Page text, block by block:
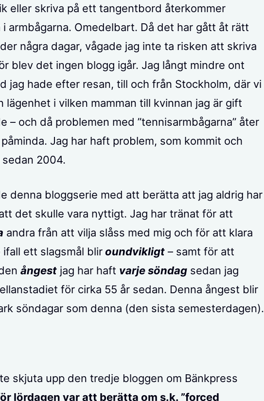
eller skriva på ett tangentbord återkommer
i armbågarna. Omedelbart. Då det har gått åt rätt
några dagar, vågade jag inte ta risken att skriva
blev det ingen blogg igår. Jag långt mindre ont
jag hade efter resan, till och från Stockholm, där vi
lägenhet i vilken mamman till kvinnan jag är gift
– och då problemen med ”tennisarmbågarna” åter
Jag har haft problem, som kommit och
2004.
denna bloggserie med att berätta att jag aldrig har
det skulle vara nyttigt. Jag har tränat för att
andra från att vilja slåss med mig och för att klara
ett slagsmål bliroundvikligt – samt för att
ångest jag har haft varje söndag sedan jag
för cirka 55 år sedan. Denna ångest blir
söndagar som denna (den sista semesterdagen).
skjuta upp den tredje bloggen om Bänkpress
lördagen var att berätta om s.k. ”forced